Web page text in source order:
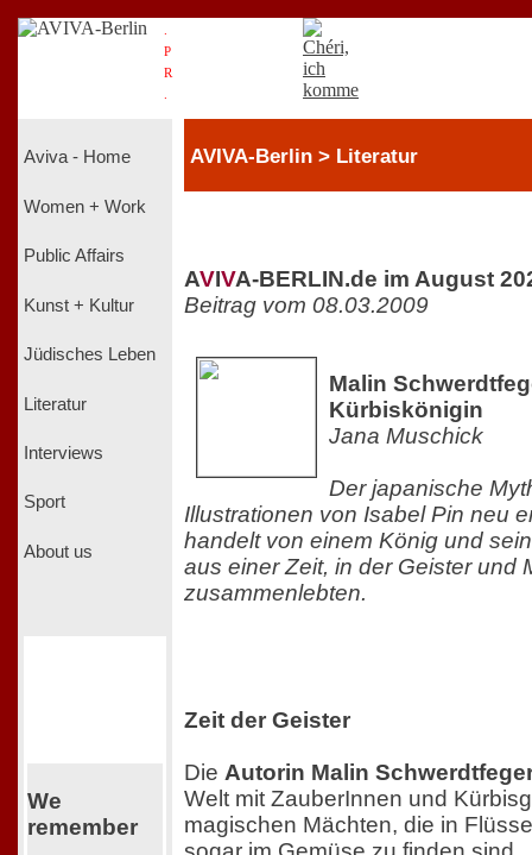
P
R
Aviva - Home
Women + Work
Public Affairs
Kunst + Kultur
Jüdisches Leben
Literatur
Interviews
Sport
About us
We
remember
AVIVA-Berlin > Literatur
AVIVA-BERLIN.de im August
Beitrag vom 08.03.2009
Malin
Kürbiskönigin
Jana Muschick
Der japanische
Illustrationen von Isabel Pin neu
handelt von einem König und
aus einer Zeit, in der Geister und
zusammenlebten.
Zeit der Geister
Die Autorin Malin
Welt mit ZauberInnen und
magischen Mächten, die in